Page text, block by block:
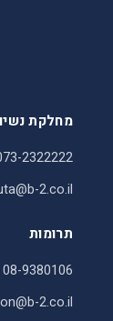
מחלקת
2322222
2.co.il
תרומות
08-9380106
2.co.il